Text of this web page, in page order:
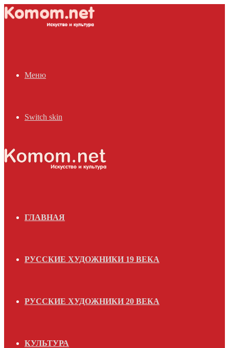
Меню
Switch skin
ГЛАВНАЯ
РУССКИЕ ХУДОЖНИКИ 19 ВЕКА
РУССКИЕ ХУДОЖНИКИ 20 ВЕКА
КУЛЬТУРА